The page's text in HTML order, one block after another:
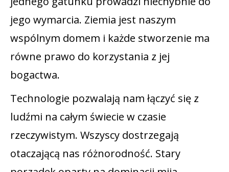
jego wymarcia. Ziemia jest naszym
wspólnym domem i każde stworzenie ma
równe prawo do korzystania z jej
bogactwa.
Technologie pozwalają nam łączyć się z
ludźmi na całym świecie w czasie
rzeczywistym. Wszyscy dostrzegają
otaczającą nas różnorodność. Stary